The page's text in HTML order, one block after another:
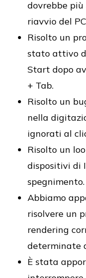
dovrebbe
riavvio del
Risolto un
stato attivo
Start dopo
+ Tab.
Risolto un
nella
ignorati al
Risolto un
dispositivi di
spegnimento.
Abbiamo
risolvere un
rendering
determinate
È stata